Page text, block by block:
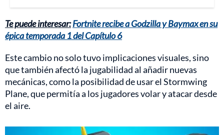
Te puede interesar:Fortnite recibe a Godzilla y Baymax en su
épica temporada 1 del Capítulo 6
Este cambio no solo tuvo implicaciones visuales, sino
que también afectó la jugabilidad al añadir nuevas
mecánicas, como la posibilidad de usar el Stormwing
Plane, que permitía a los jugadores volar y atacar desde
el aire.